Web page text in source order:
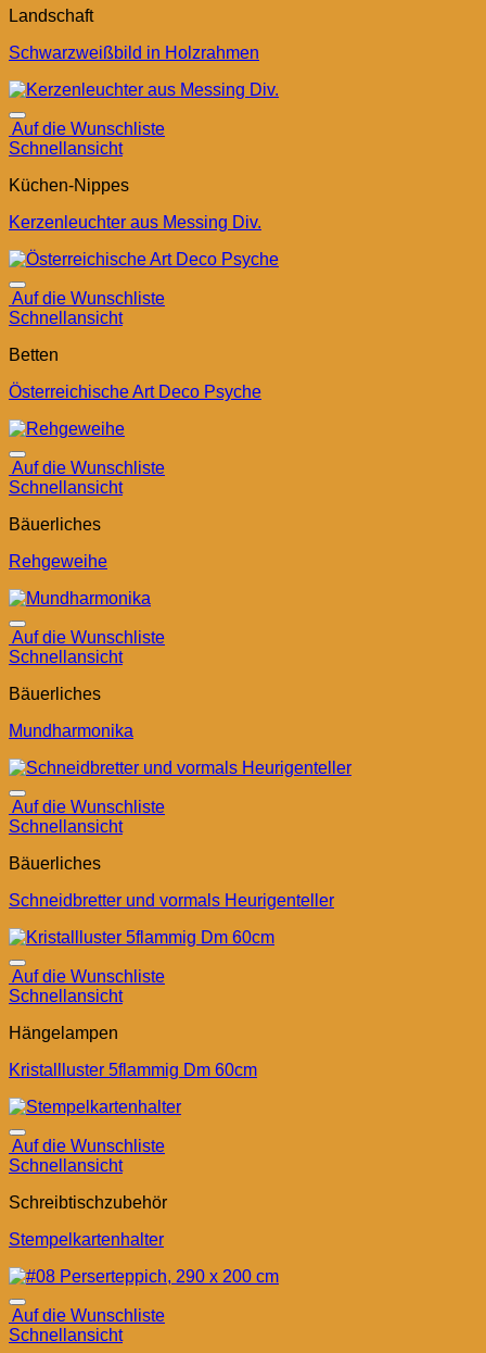
Landschaft
Schwarzweißbild in Holzrahmen
Auf die Wunschliste
Schnellansicht
Küchen-Nippes
Kerzenleuchter aus Messing Div.
Auf die Wunschliste
Schnellansicht
Betten
Österreichische Art Deco Psyche
Auf die Wunschliste
Schnellansicht
Bäuerliches
Rehgeweihe
Auf die Wunschliste
Schnellansicht
Bäuerliches
Mundharmonika
Auf die Wunschliste
Schnellansicht
Bäuerliches
Schneidbretter und vormals Heurigenteller
Auf die Wunschliste
Schnellansicht
Hängelampen
Kristallluster 5flammig Dm 60cm
Auf die Wunschliste
Schnellansicht
Schreibtischzubehör
Stempelkartenhalter
Auf die Wunschliste
Schnellansicht